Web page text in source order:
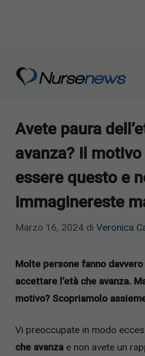
Avete paura
avanza? Il
essere questo e
immaginereste
Marzo 16, 2024 di Veronica
Molte persone fanno
accettare l’età che avanza.
motivo? Scopriamolo
Vi preoccupate in modo
che avanza e non avete un